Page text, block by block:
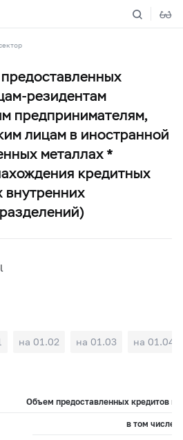
резидентам
предпринимателям,
лицам в иностранной
металлах *
кредитных
внутренних
на 01.02 на 01.03 на 01.04
Объем предоставленных кредитов
в том числе: